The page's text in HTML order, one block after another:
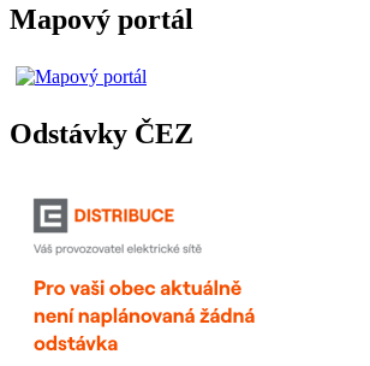
Mapový portál
Odstávky ČEZ